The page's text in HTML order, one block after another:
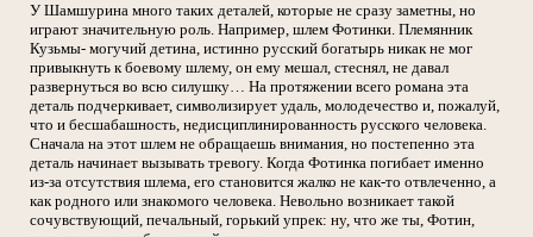
У Шамшурина много таких деталей, которые не сразу заметны, но
играют значительную роль. Например, шлем Фотинки. Племянник
Кузьмы- могучий детина, истинно русский богатырь никак не мог
привыкнуть к боевому шлему, он ему мешал, стеснял, не давал
развернуться во всю силушку… На протяжении всего романа эта
деталь подчеркивает, символизирует удаль, молодечество и, пожалуй,
что и бесшабашность, недисциплинированность русского человека.
Сначала на этот шлем не обращаешь внимания, но постепенно эта
деталь начинает вызывать тревогу. Когда Фотинка погибает именно
из-за отсутствия шлема, его становится жалко не как-то отвлеченно, а
как родного или знакомого человека. Невольно возникает такой
сочувствующий, печальный, горький упрек: ну, что же ты, Фотин,